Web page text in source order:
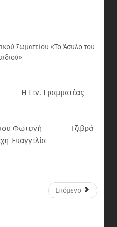
Σωματείου «Το Άσυλο του
Γραμματέας
Τζιβρά
Ευαγγελία
Επόμενο